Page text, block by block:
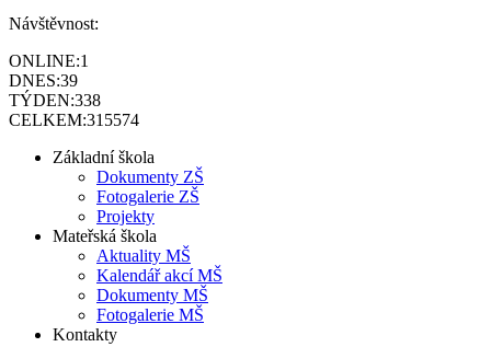
Návštěvnost:
ONLINE:1
DNES:39
TÝDEN:338
CELKEM:315574
Základní škola
Dokumenty ZŠ
Fotogalerie ZŠ
Projekty
Mateřská škola
Aktuality MŠ
Kalendář akcí MŠ
Dokumenty MŠ
Fotogalerie MŠ
Kontakty